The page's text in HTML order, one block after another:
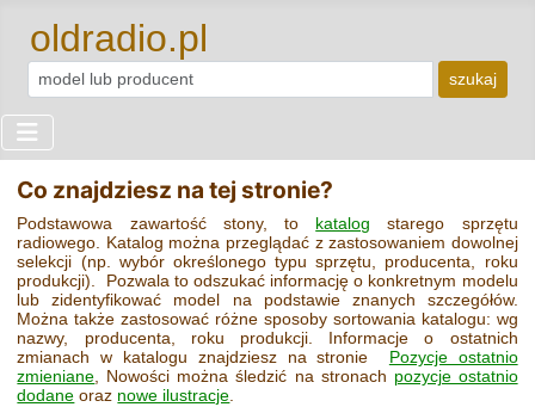
oldradio.pl
szukaj
Co znajdziesz na tej stronie?
Podstawowa zawartość stony, to katalog starego sprzętu
radiowego. Katalog można przeglądać z zastosowaniem dowolnej
selekcji (np. wybór określonego typu sprzętu, producenta, roku
produkcji). Pozwala to odszukać informację o konkretnym modelu
lub zidentyfikować model na podstawie znanych szczegółów.
Można także zastosować różne sposoby sortowania katalogu: wg
nazwy, producenta, roku produkcji. Informacje o ostatnich
zmianach w katalogu znajdziesz na stronie Pozycje ostatnio
zmieniane, Nowości można śledzić na stronach pozycje ostatnio
dodane oraz nowe ilustracje.